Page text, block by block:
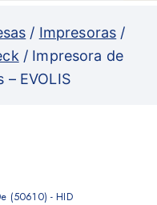
/ Impresoras /
/ Impresora de
EVOLIS
(50610) - HID